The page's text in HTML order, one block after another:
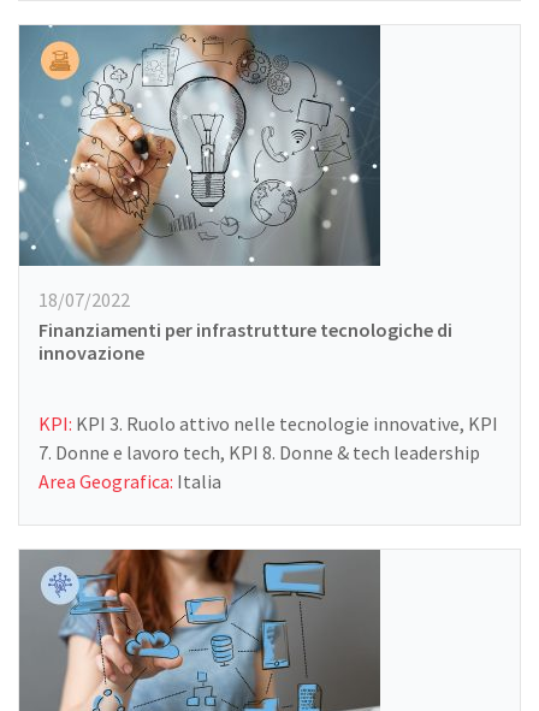
18/07/2022
Finanziamenti per infrastrutture tecnologiche di
innovazione
KPI: KPI 3. Ruolo attivo nelle tecnologie innovative, KPI
7. Donne e lavoro tech, KPI 8. Donne & tech leadership
Area Geografica: Italia